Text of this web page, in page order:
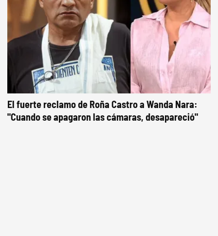
El fuerte reclamo de Roña Castro a Wanda Nara:
"Cuando se apagaron las cámaras, desapareció"